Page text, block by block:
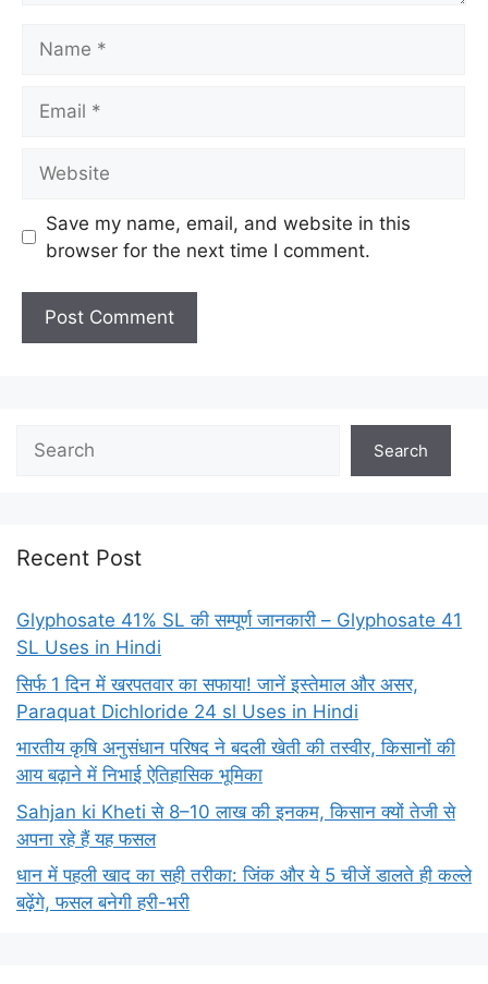
Save my name, email, and website in this
browser for the next time I comment.
Search
Recent Post
Glyphosate 41% SL की सम्पूर्ण जानकारी – Glyphosate 41
SL Uses in Hindi
सिर्फ 1 दिन में खरपतवार का सफाया! जानें इस्तेमाल और असर,
Paraquat Dichloride 24 sl Uses in Hindi
भारतीय कृषि अनुसंधान परिषद ने बदली खेती की तस्वीर, किसानों की
आय बढ़ाने में निभाई ऐतिहासिक भूमिका
Sahjan ki Kheti से 8–10 लाख की इनकम, किसान क्यों तेजी से
अपना रहे हैं यह फसल
धान में पहली खाद का सही तरीका: जिंक और ये 5 चीजें डालते ही कल्ले
बढ़ेंगे, फसल बनेगी हरी-भरी